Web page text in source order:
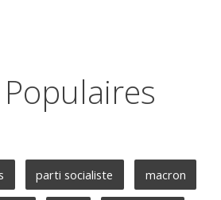
parti socialiste macron